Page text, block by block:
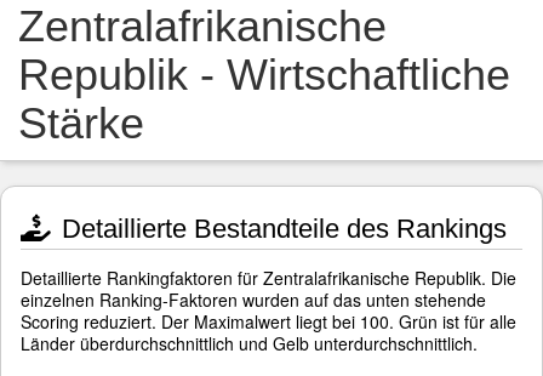
Zentralafrikanische
Republik - Wirtschaftliche
Stärke
Detaillierte Bestandteile des Rankings
Detaillierte Rankingfaktoren für Zentralafrikanische Republik. Die
einzelnen Ranking-Faktoren wurden auf das unten stehende
Scoring reduziert. Der Maximalwert liegt bei 100. Grün ist für alle
Länder überdurchschnittlich und Gelb unterdurchschnittlich.